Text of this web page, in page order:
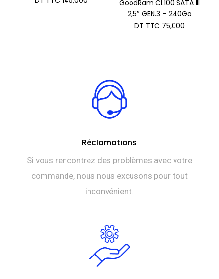
GoodRam CL100 SATA III
2,5″ GEN.3 – 240Go
DT TTC 75,000
Réclamations
Si vous rencontrez des problèmes avec votre
commande, nous nous excusons pour tout
inconvénient.